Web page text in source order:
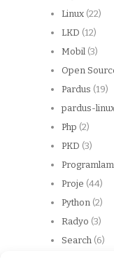
Linux (22)
LKD (12)
Mobil (3)
Open
Pardus (19)
pardus-
Php (2)
PKD (3)
Proje (44)
Python (2)
Radyo (3)
Search (6)